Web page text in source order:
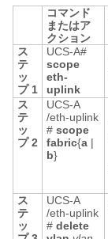
コマンド
またはア
クション
ス
テ
ッ
プ 1
UCS-A#
scope
eth-
uplink
ス
テ
ッ
プ 2
UCS-A
/eth-uplink
# scope
fabric{a |
b}
ス
テ
ッ
UCS-A
/eth-uplink
# delete